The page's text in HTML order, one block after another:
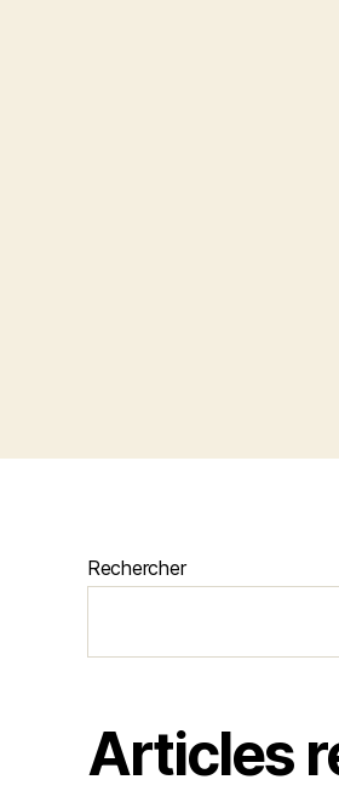
Rechercher
Articles